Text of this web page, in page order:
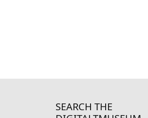
SEARCH THE